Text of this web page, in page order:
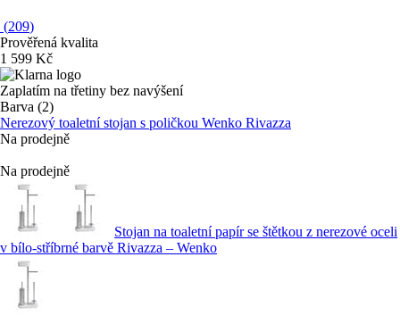
(209)
Prověřená kvalita
1 599 Kč
Zaplatím na třetiny bez navýšení
Barva (2)
Nerezový toaletní stojan s poličkou Wenko Rivazza
Na prodejně
Na prodejně
Stojan na toaletní papír se štětkou z nerezové oceli
v bílo-stříbrné barvě Rivazza – Wenko